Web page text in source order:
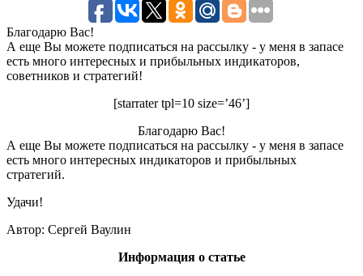
Благодарю Вас!
А еще Вы можете подписаться на рассылку - у меня в запасе
есть много интересных и прибыльных индикаторов,
советников и стратегий!
[starrater tpl=10 size=’46’]
Благодарю Вас!
А еще Вы можете подписаться на рассылку - у меня в запасе
есть много интересных индикаторов и прибыльных
стратегий.
Удачи!
Автор: Сергей Ваулин
Информация о статье